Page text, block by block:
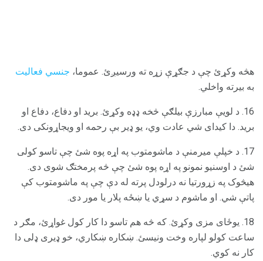
هڅه وکړئ چې د جګړې زړه ته ورسیږئ. عموما، جنسي فعالیت
به بیرته واخلي.
16. د لویې مبارزې بیلګې څخه ډډه وکړئ. برید او دفاع، دفاع او
برید. دا کیدای شي عادت وي، یو ډیر بې رحمه او ویجاړونکی دی.
17. د خپلې میرمنې د ماشومتوب په اړه پوه شئ چې تاسو کولی
شئ د اوسنیو نمونو په اړه پوه شئ چې څه پرمختګ شوی دی.
هیڅوک په زړورتیا نه درلودل پرته له دې چې په ماشومتوب کې
پاتې شي. او ماشوم د سړي یا ښځه پلار یا مور دی.
18. یوځای مزی وکړئ. که څه هم تاسو دا کار کول غواړئ، مګر د
ساعت کولو لپاره وخت ونیسئ. ښکاره ښکاري، خو ډیری ډلی دا
کار نه کوي.